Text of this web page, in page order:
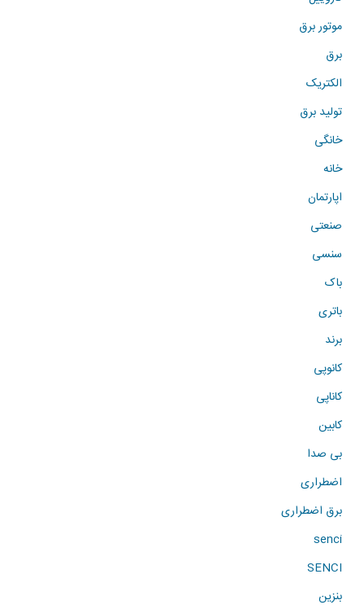
موتور برق
برق
الکتریک
تولید برق
خانگی
خانه
اپارتمان
صنعتی
سنسی
باک
باتری
برند
کانوپی
کاناپی
کابین
بی صدا
اضطراری
برق اضطراری
senci
SENCI
بنزین